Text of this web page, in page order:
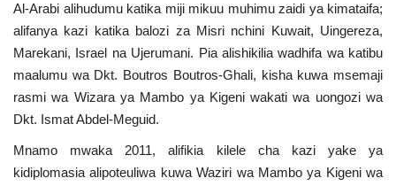
Al-Arabi alihudumu katika miji mikuu muhimu zaidi ya kimataifa;
alifanya kazi katika balozi za Misri nchini Kuwait, Uingereza,
Marekani, Israel na Ujerumani. Pia alishikilia wadhifa wa katibu
maalumu wa Dkt. Boutros Boutros-Ghali, kisha kuwa msemaji
rasmi wa Wizara ya Mambo ya Kigeni wakati wa uongozi wa
Dkt. Ismat Abdel-Meguid.
Mnamo mwaka 2011, alifikia kilele cha kazi yake ya
kidiplomasia alipoteuliwa kuwa Waziri wa Mambo ya Kigeni wa